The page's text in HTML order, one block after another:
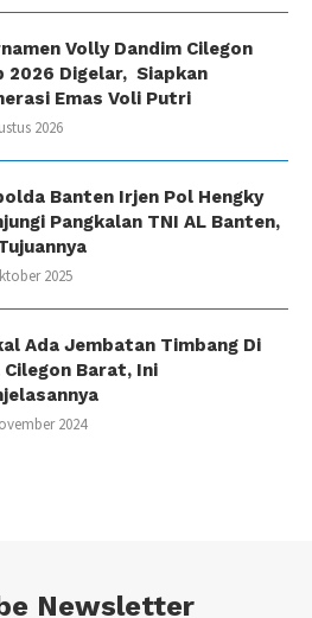
Volly Dandim Cilegon
2026 Digelar, Siapkan
Emas Voli Putri
2026
Banten Irjen Pol Hengky
Pangkalan TNI AL Banten,
2025
Ada Jembatan Timbang Di
Cilegon Barat, Ini
2024
Newsletter